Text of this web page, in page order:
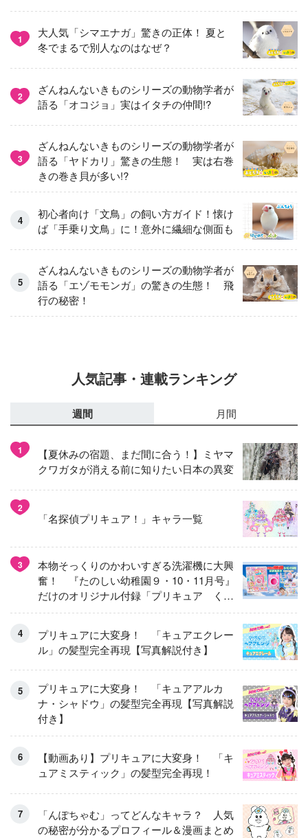
1
大人気「シマエナガ」驚きの正体！ 夏と
冬でまるで別人なのはなぜ？
2
ざんねんないきものシリーズの動物学者が
語る「オコジョ」実はイタチの仲間!?
3
ざんねんないきものシリーズの動物学者が
語る「ヤドカリ」驚きの生態！ 実は右巻
きの巻き貝が多い!?
初心者向け「文鳥」の飼い方ガイド！懐け
ば「手乗り文鳥」に！意外に繊細な側面も
ざんねんないきものシリーズの動物学者が
語る「エゾモモンガ」の驚きの生態！ 飛
行の秘密！
人気記事・連載ランキング
週間 月間
1
【夏休みの宿題、まだ間に合う！】ミヤマ
クワガタが消える前に知りたい日本の異変
2
「名探偵プリキュア！」キャラ一覧
3
本物そっくりのかわいすぎる洗濯機に大興
奮！ 『たのしい幼稚園９・10・11月号』
だけのオリジナル付録「プリキュア くる
くるせんたくき」
プリキュアに大変身！ 「キュアエクレー
ル」の髪型完全再現【写真解説付き】
プリキュアに大変身！ 「キュアアルカ
ナ・シャドウ」の髪型完全再現【写真解説
付き】
【動画あり】プリキュアに大変身！ 「キ
ュアミスティック」の髪型完全再現！
「んぽちゃむ」ってどんなキャラ？ 人気
の秘密が分かるプロフィール＆漫画まとめ